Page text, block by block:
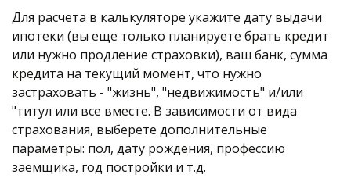
Для расчета в калькуляторе укажите дату выдачи
ипотеки (вы еще только планируете брать кредит
или нужно продление страховки), ваш банк, сумма
кредита на текущий момент, что нужно
застраховать - "жизнь", "недвижимость" и/или
"титул или все вместе. В зависимости от вида
страхования, выберете дополнительные
параметры: пол, дату рождения, профессию
заемщика, год постройки и т.д.